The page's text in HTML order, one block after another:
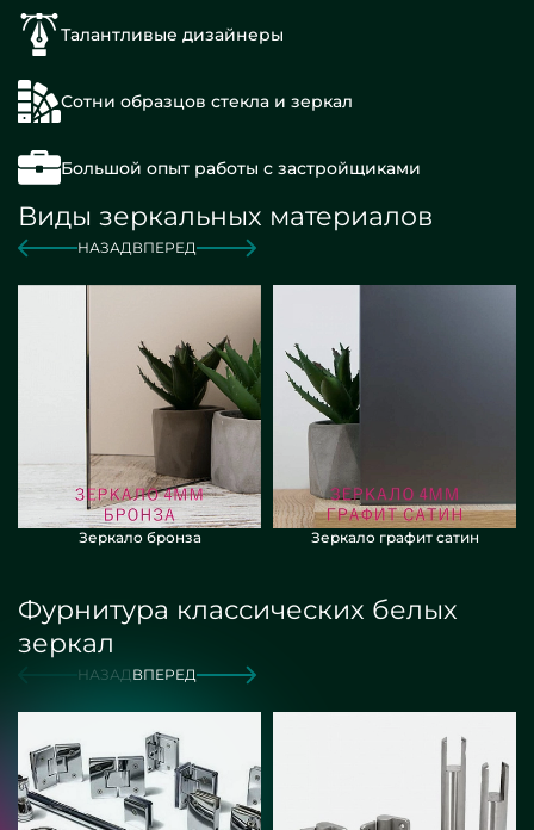
Талантливые дизайнеры
Сотни образцов стекла и зеркал
Большой опыт работы с застройщиками
Виды зеркальных материалов
НАЗАДВПЕРЕД
Зеркало бронза Зеркало графит сатин
Фурнитура классических белых
зеркал
НАЗАДВПЕРЕД